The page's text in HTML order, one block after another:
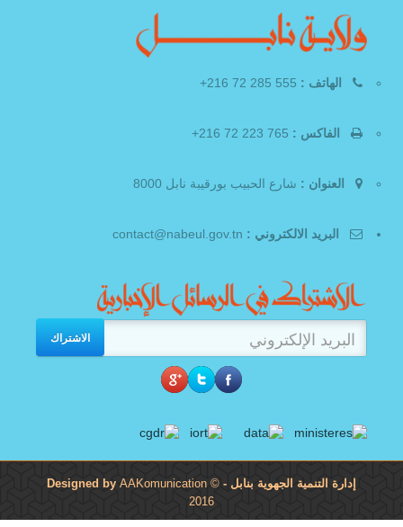
الهاتف :
الفاكس :
العنوان : شارع الحبيب بورقيبة نابل 8000
البريد الالكتروني :
الاشتراك
إدارة التنمية الجهوية بنابل - Designed by
AAKomunication ©
2016